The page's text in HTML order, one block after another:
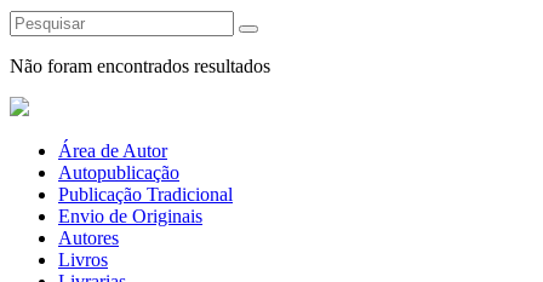
Não foram encontrados resultados
Área de Autor
Autopublicação
Publicação Tradicional
Envio de Originais
Autores
Livros